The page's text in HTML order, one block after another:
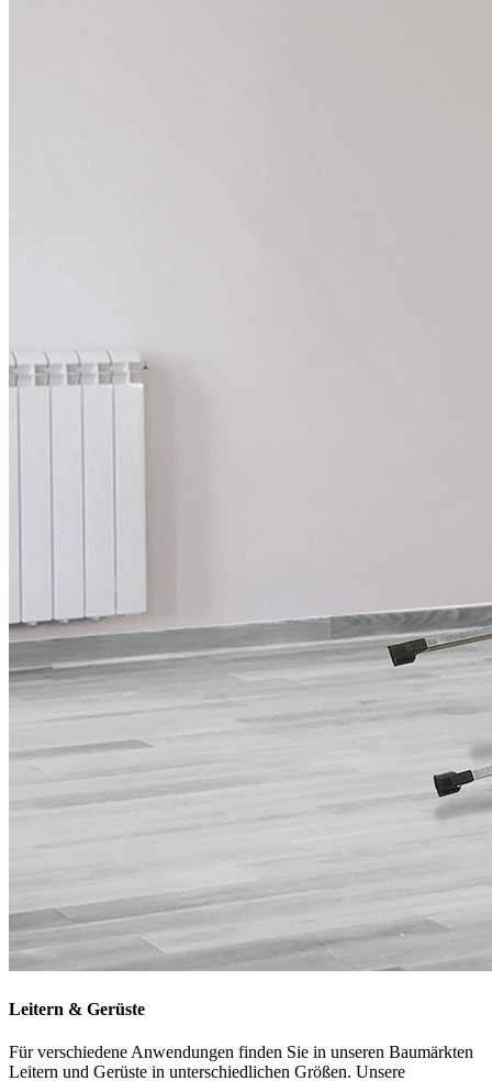
Leitern & Gerüste
Für verschiedene Anwendungen finden Sie in unseren Baumärkten
Leitern und Gerüste in unterschiedlichen Größen. Unsere